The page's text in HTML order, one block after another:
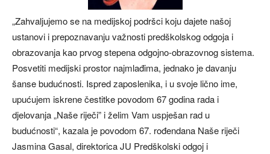
„Zahvaljujemo se na medijskoj podršci koju dajete našoj
ustanovi i prepoznavanju važnosti predškolskog odgoja i
obrazovanja kao prvog stepena odgojno-obrazovnog sistema.
Posvetiti medijski prostor najmlađima, jednako je davanju
šanse budućnosti. Ispred zaposlenika, i u svoje lično ime,
upućujem iskrene čestitke povodom 67 godina rada i
djelovanja „Naše riječi” i želim Vam uspješan rad u
budućnosti“, kazala je povodom 67. rođendana Naše riječi
Jasmina Gasal, direktorica JU Predškolski odgoj i